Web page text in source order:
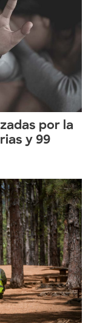
por la
y 99